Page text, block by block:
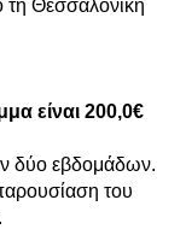
τη Θεσσαλονίκη
είναι 200,0€
δύο εβδομάδων.
του